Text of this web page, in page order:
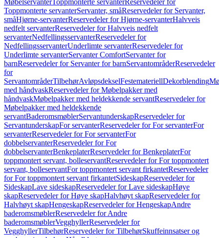
MøbelservanterToppmonterte servanterReservedeler for
Toppmonterte servanterServanter, småReservedeler for Servanter,
småHjørne-servanterReservedeler for Hjørne-servanterHalvveis
nedfelt servanterReservedeler for Halvveis nedfelt
servanterNedfellingsservanterReservedeler for
NedfellingsservanterUnderlimte servanterReservedeler for
Underlimte servanterServanter ComfortServanter for
barnReservedeler for Servanter for barnServantområderReservedeler
for
ServantområderTilbehørAvløpsdekselFestemateriellDekorblending
med håndvaskReservedeler for Møbelpakker med
håndvaskMøbelpakker med heldekkende servantReservedeler for
Møbelpakker med heldekkende
servantBaderomsmøblerServantunderskapReservedeler for
ServantunderskapFor servanterReservedeler for For servanterFor
servanterReservedeler for For servanterFor
dobbelservanterReservedeler for For
dobbelservanterBenkeplaterReservedeler for BenkeplaterFor
toppmontert servant, bolleservantReservedeler for For toppmontert
servant, bolleservantFor toppmontert servant firkantetReservedeler
for For toppmontert servant firkantetSideskapReservedeler for
SideskapLave sideskapReservedeler for Lave sideskapHøye
skapReservedeler for Høye skapHalvhøyt skapReservedeler for
Halvhøyt skapHengeskapReservedeler for HengeskapAndre
baderomsmøblerReservedeler for Andre
baderomsmøblerVegghyllerReservedeler for
VegghyllerTilbehørReservedeler for TilbehørSkuffeinnsatser og